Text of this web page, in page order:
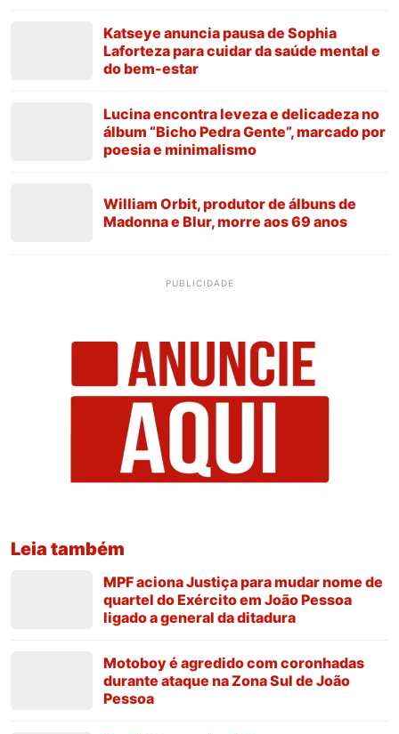
Katseye anuncia pausa de Sophia
Laforteza para cuidar da saúde mental e
do bem-estar
Lucina encontra leveza e delicadeza no
álbum “Bicho Pedra Gente”, marcado por
poesia e minimalismo
William Orbit, produtor de álbuns de
Madonna e Blur, morre aos 69 anos
PUBLICIDADE
Leia também
MPF aciona Justiça para mudar nome de
quartel do Exército em João Pessoa
ligado a general da ditadura
Motoboy é agredido com coronhadas
durante ataque na Zona Sul de João
Pessoa